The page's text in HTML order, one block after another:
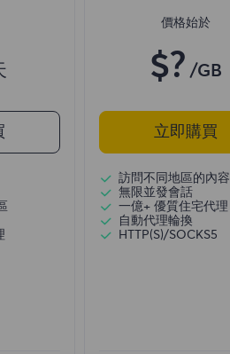
價格始於
$? /GB
立即購買
訪問不同地區的內容
無限並發會話
一億+ 優質住宅代理
自動代理輪換
HTTP(S)/SOCKS5